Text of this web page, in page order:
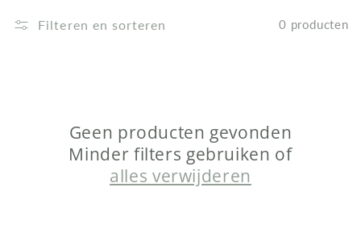
Filteren en sorteren 0 producten
Geen producten gevonden
Minder filters gebruiken of
alles verwijderen